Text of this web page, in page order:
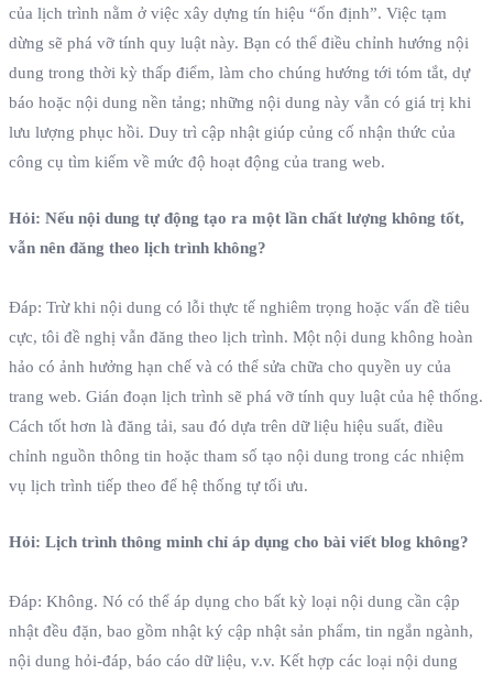
của lịch trình nằm ở việc xây dựng tín hiệu “ổn định”. Việc tạm
dừng sẽ phá vỡ tính quy luật này. Bạn có thể điều chỉnh hướng nội
dung trong thời kỳ thấp điểm, làm cho chúng hướng tới tóm tắt, dự
báo hoặc nội dung nền tảng; những nội dung này vẫn có giá trị khi
lưu lượng phục hồi. Duy trì cập nhật giúp củng cố nhận thức của
công cụ tìm kiếm về mức độ hoạt động của trang web.
Hỏi: Nếu nội dung tự động tạo ra một lần chất lượng không tốt,
vẫn nên đăng theo lịch trình không?
Đáp: Trừ khi nội dung có lỗi thực tế nghiêm trọng hoặc vấn đề tiêu
cực, tôi đề nghị vẫn đăng theo lịch trình. Một nội dung không hoàn
hảo có ảnh hưởng hạn chế và có thể sửa chữa cho quyền uy của
trang web. Gián đoạn lịch trình sẽ phá vỡ tính quy luật của hệ thống.
Cách tốt hơn là đăng tải, sau đó dựa trên dữ liệu hiệu suất, điều
chỉnh nguồn thông tin hoặc tham số tạo nội dung trong các nhiệm
vụ lịch trình tiếp theo để hệ thống tự tối ưu.
Hỏi: Lịch trình thông minh chỉ áp dụng cho bài viết blog không?
Đáp: Không. Nó có thể áp dụng cho bất kỳ loại nội dung cần cập
nhật đều đặn, bao gồm nhật ký cập nhật sản phẩm, tin ngắn ngành,
nội dung hỏi‑đáp, báo cáo dữ liệu, v.v. Kết hợp các loại nội dung